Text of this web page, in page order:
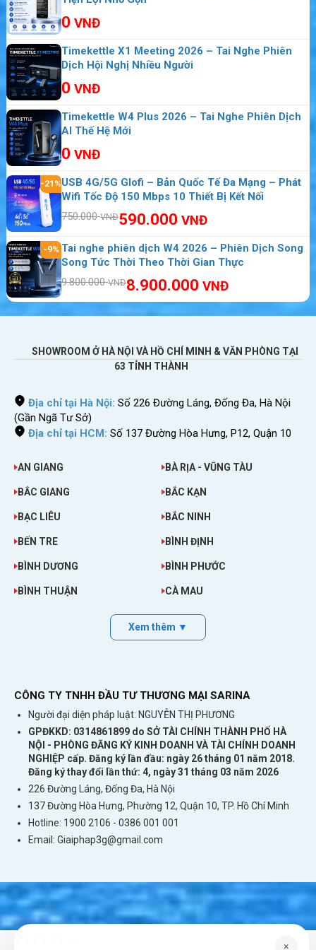
lịch Thái Lan theo tour.
0 VNĐ
Timekettle X1 Meeting 2026 – Tai Nghe Phiên
Dịch Hội Nghị Nhiều Người
0 VNĐ
Timekettle W4 Plus 2026 – Tai Nghe Phiên Dịch
AI Thế Hệ Mới
0 VNĐ
-21%USB 4G/5G Glofi – Bản Quốc Tế Đa Mạng – Phát
Wifi Tốc Độ 150 Mbps 10 Thiết Bị Kết Nối
750.000VNĐ590.000 VNĐ
-9% Tai nghe phiên dịch W4 2026 – Phiên Dịch Song
Song Tức Thời Theo Thời Gian Thực
9.800.000VNĐ8.900.000 VNĐ
SHOWROOM Ở HÀ NỘI VÀ HỒ CHÍ MINH & VĂN PHÒNG TẠI
63 TỈNH THÀNH
Địa chỉ tại Hà Nội: Số 226 Đường Láng, Đống Đa, Hà Nội
(Gần Ngã Tư Sở)
Địa chỉ tại HCM: Số 137 Đường Hòa Hưng, P12, Quận 10
AN GIANG BÀ RỊA - VŨNG TÀU
BẮC GIANG BẮC KẠN
BẠC LIÊU BẮC NINH
BẾN TRE BÌNH ĐỊNH
BÌNH DƯƠNG BÌNH PHƯỚC
BÌNH THUẬN CÀ MAU
Xem thêm ▼
CÔNG TY TNHH ĐẦU TƯ THƯƠNG MẠI SARINA
Người đại diện pháp luật: NGUYỄN THỊ PHƯƠNG
GPĐKKD: 0314861899 do SỞ TÀI CHÍNH THÀNH PHỐ HÀ
NỘI - PHÒNG ĐĂNG KÝ KINH DOANH VÀ TÀI CHÍNH DOANH
NGHIỆP cấp. Đăng ký lần đầu: ngày 26 tháng 01 năm 2018.
Đăng ký thay đổi lần thứ: 4, ngày 31 tháng 03 năm 2026
226 Đường Láng, Đống Đa, Hà Nội
137 Đường Hòa Hưng, Phường 12, Quận 10, TP. Hồ Chí Minh
Hotline: 1900 2106 - 0386 001 001
Email: Giaiphap3g@gmail.com
×